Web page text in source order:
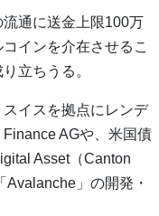
通に送金上限100万
インを介在させるこ
立ちうる。
イスを拠点にレンデ
AGや、米国債
Asset（Canton
」の開発・